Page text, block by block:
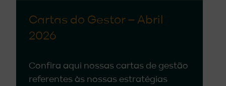
Cartas do Gestor – Abril
2026
Confira aqui nossas cartas de gestão
referentes às nossas estratégias